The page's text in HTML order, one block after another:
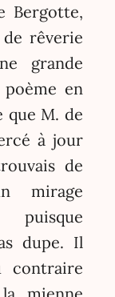
Bergotte,
rêverie
grande
en
M. de
à jour
de
mirage
puisque
dupe. Il
contraire